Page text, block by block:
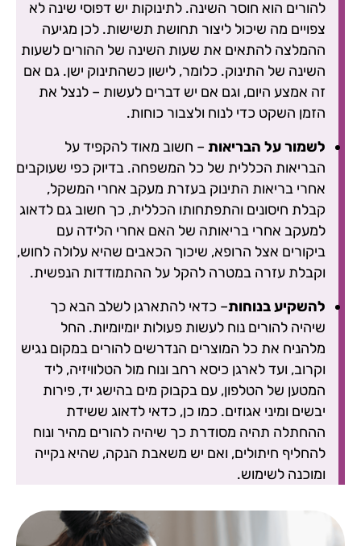
להורים הוא חוסר השינה. לתינוקות יש דפוסי שינה לא
צפויים מה שיכול ליצור תחושת תשישות. לכן מגיעה
ההמלצה להתאים את שעות השינה של ההורים לשעות
השינה של התינוק. כלומר, לישון כשהתינוק ישן. גם אם
זה אמצע היום, וגם אם יש דברים לעשות – לנצל את
הזמן השקט כדי לנוח ולצבור כוחות.
לשמור על הבריאות – חשוב מאוד להקפיד על
הבריאות הכללית של כל המשפחה. בדיוק כפי שעוקבים
אחרי בריאות התינוק בעזרת מעקב אחרי המשקל,
קבלת חיסונים והתפתחותו הכללית, כך חשוב גם לדאוג
למעקב אחרי בריאותה של האם אחרי הלידה עם
ביקורים אצל הרופא, שיכוך הכאבים שהיא עלולה לחוש,
וקבלת עזרה במטרה להקל על ההתמודדות הנפשית.
להשקיע בנוחות– כדאי להתארגן לשלב הבא כך
שיהיה להורים נוח לעשות פעולות יומיומיות. החל
מלהניח את כל המוצרים הנדרשים להורים במקום נגיש
וקרוב, ועד לארגן כיסא רחב ונוח מול הטלוויזיה, ליד
המטען של הטלפון, עם בקבוק מים בהישג יד, פירות
יבשים ומיני אגוזים. כמו כן, כדאי לדאוג ששידת
ההחתלה תהיה מסודרת כך שיהיה להורים מהיר ונוח
להחליף חיתולים, ואם יש משאבת הנקה, שהיא נקייה
ומוכנה לשימוש.